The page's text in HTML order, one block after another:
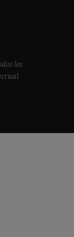
los